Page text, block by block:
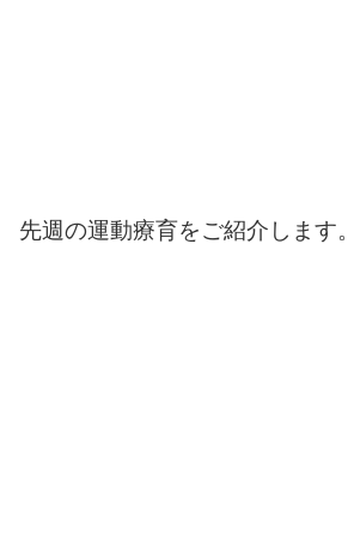
先週の運動療育をご紹介します。